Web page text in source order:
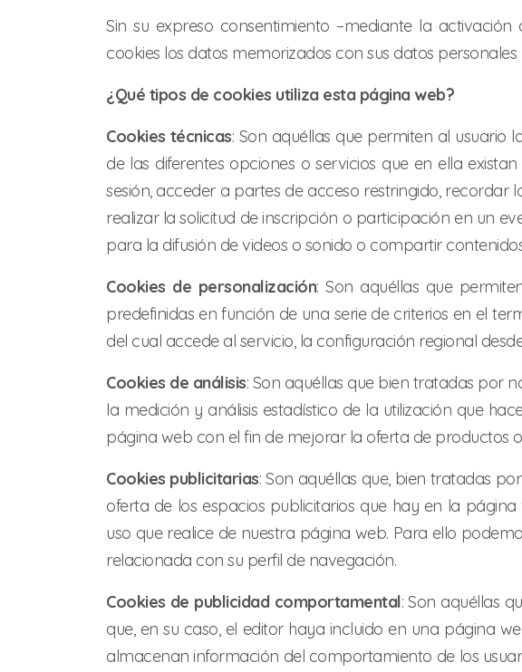
Sin su expreso consentimiento –mediante la
cookies los datos memorizados con sus datos
¿Qué tipos de cookies utiliza esta página web?
Cookies técnicas: Son aquéllas que permiten al
de las diferentes opciones o servicios que en ella
sesión, acceder a partes de acceso restringido,
realizar la solicitud de inscripción o participación en un
para la difusión de videos o sonido o compartir
Cookies de personalización: Son aquéllas que
predefinidas en función de una serie de criterios en el
del cual accede al servicio, la configuración regional
Cookies de análisis: Son aquéllas que bien tratadas por
la medición y análisis estadístico de la utilización que
página web con el fin de mejorar la oferta de productos
Cookies publicitarias: Son aquéllas que, bien tratadas
oferta de los espacios publicitarios que hay en la
uso que realice de nuestra página web. Para ello
relacionada con su perfil de navegación.
Cookies de publicidad comportamental: Son aquéllas
que, en su caso, el editor haya incluido en una página
almacenan información del comportamiento de los